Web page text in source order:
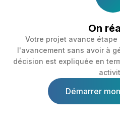
On
Votre projet avance étape
l'avancement sans avoir à
décision est expliquée en
Démarrer